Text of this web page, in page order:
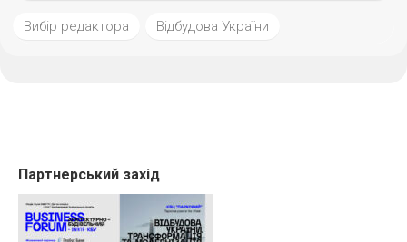
Вибір редактора Відбудова України
Партнерський захід